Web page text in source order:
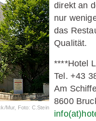
Mur, Foto: C.Stein
direkt an
nur
das
Qualität.
****Hotel
Tel. +43
Am
8600